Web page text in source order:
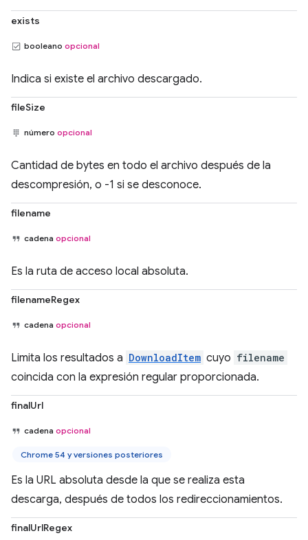
exists
booleano opcional
Indica si existe el archivo descargado.
fileSize
número opcional
Cantidad de bytes en todo el archivo después de la
descompresión, o -1 si se desconoce.
filename
cadena opcional
Es la ruta de acceso local absoluta.
filenameRegex
cadena opcional
Limita los resultados a DownloadItem cuyo filename
coincida con la expresión regular proporcionada.
finalUrl
cadena opcional
Chrome 54 y versiones posteriores
Es la URL absoluta desde la que se realiza esta
descarga, después de todos los redireccionamientos.
finalUrlRegex